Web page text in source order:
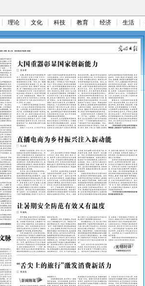
理论 文化 科技 教育 经济 生活